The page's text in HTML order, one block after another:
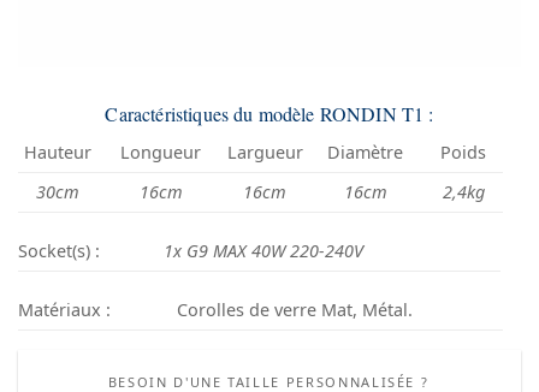
Caractéristiques du modèle RONDIN T1 :
Hauteur Longueur Largueur Diamètre
Poids
30cm
16cm 16cm 16cm 2,4kg
Socket(s) : 1x G9 MAX 40W 220-240V
Matériaux : Corolles de verre Mat, Métal.
BESOIN D'UNE TAILLE PERSONNALISÉE ?